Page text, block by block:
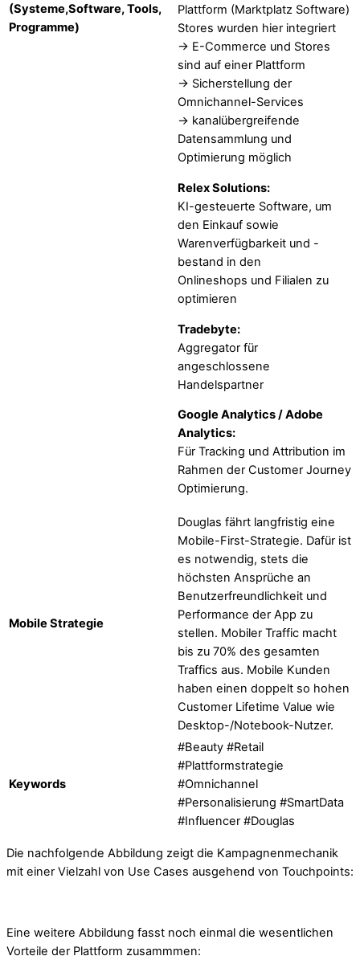
(Systeme,Software, Tools,
Programme)
Plattform (Marktplatz Software)
Stores wurden hier integriert
-> E-Commerce und Stores
sind auf einer Plattform
-> Sicherstellung der
Omnichannel-Services
-> kanalübergreifende
Datensammlung und
Optimierung möglich
Relex Solutions:
KI-gesteuerte Software, um
den Einkauf sowie
Warenverfügbarkeit und -
bestand in den
Onlineshops und Filialen zu
optimieren
Tradebyte:
Aggregator für
angeschlossene
Handelspartner
Google Analytics / Adobe
Analytics:
Für Tracking und Attribution im
Rahmen der Customer Journey
Optimierung.
Mobile Strategie
Douglas fährt langfristig eine
Mobile-First-Strategie. Dafür ist
es notwendig, stets die
höchsten Ansprüche an
Benutzerfreundlichkeit und
Performance der App zu
stellen. Mobiler Traffic macht
bis zu 70% des gesamten
Traffics aus. Mobile Kunden
haben einen doppelt so hohen
Customer Lifetime Value wie
Desktop-/Notebook-Nutzer.
Keywords
#Beauty #Retail
#Plattformstrategie
#Omnichannel
#Personalisierung #SmartData
#Influencer #Douglas
Die nachfolgende Abbildung zeigt die Kampagnenmechanik
mit einer Vielzahl von Use Cases ausgehend von Touchpoints:
Eine weitere Abbildung fasst noch einmal die wesentlichen
Vorteile der Plattform zusammmen: